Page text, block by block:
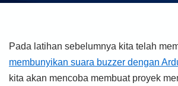
Pada latihan sebelumnya kita telah
membunyikan suara buzzer dengan
kita akan mencoba membuat proyek